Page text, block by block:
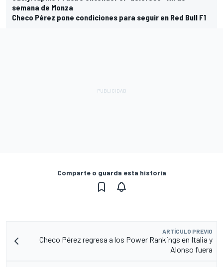
semana de Monza
Checo Pérez pone condiciones para seguir en Red Bull F1
Comparte o guarda esta historia
ARTÍCULO PREVIO
Checo Pérez regresa a los Power Rankings en Italia y
Alonso fuera